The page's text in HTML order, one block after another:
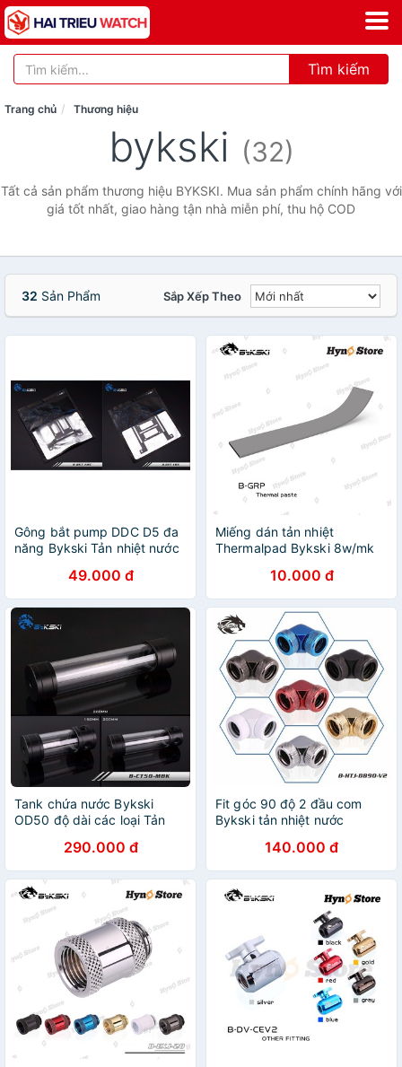
Tìm kiếm
Trang chủ Thương hiệu
bykski (32)
Tất cả sản phẩm thương hiệu BYKSKI. Mua sản phẩm chính hãng với
giá tốt nhất, giao hàng tận nhà miễn phí, thu hộ COD
32 Sản Phẩm Sắp Xếp Theo
Gông bắt pump DDC D5 đa
năng Bykski Tản nhiệt nước
49.000 đ
Miếng dán tản nhiệt
Thermalpad Bykski 8w/mk
Hyno Store10.000 đ
Tank chứa nước Bykski
OD50 độ dài các loại Tản
290.000 đ
Fit góc 90 độ 2 đầu com
Bykski tản nhiệt nước
140.000 đ